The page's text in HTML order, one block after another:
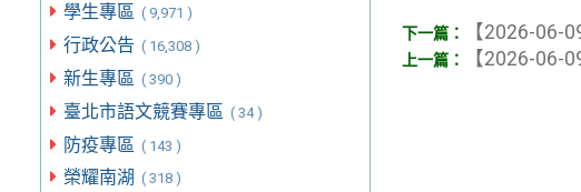
學生專區 ( 9,971 )
行政公告 ( 16,308 )
新生專區 ( 390 )
臺北市語文競賽專區 ( 34 )
防疫專區 ( 143 )
榮耀南湖 ( 318 )
【2026-06-
【2026-06-